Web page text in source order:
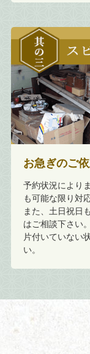
お急ぎのご
予約状況により
も可能な限り対
また、土日祝日
はご相談下さい。
片付いていない
い。